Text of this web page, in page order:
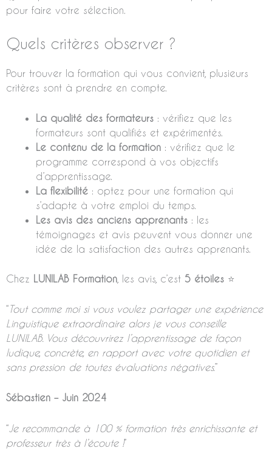
pour faire votre sélection.
Quels critères observer ?
Pour trouver la formation qui vous convient, plusieurs
critères sont à prendre en compte.
La qualité des formateurs : vérifiez que les
formateurs sont qualifiés et expérimentés.
Le contenu de la formation : vérifiez que le
programme correspond à vos objectifs
d’apprentissage.
La flexibilité : optez pour une formation qui
s’adapte à votre emploi du temps.
Les avis des anciens apprenants : les
témoignages et avis peuvent vous donner une
idée de la satisfaction des autres apprenants.
Chez LUNILAB Formation , les avis, c’est 5 étoiles ⭐
“Tout comme moi si vous voulez partager une expérience
Linguistique extraordinaire alors je vous conseille
LUNILAB. Vous découvrirez l’apprentissage de façon
ludique, concrète, en rapport avec votre quotidien et
sans pression de toutes évaluations négatives.”
Sébastien – Juin 2024
“ Je recommande à 100 % formation très enrichissante et
professeur très à l’écoute !”